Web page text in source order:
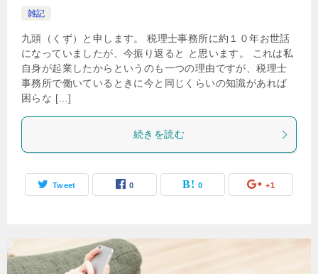
雑記
九頭（くず）と申します。 税理士事務所に約１０年お世話
になっていましたが、今振り返ると と思います。 これは私
自身が起業したからというのも一つの理由ですが、税理士
事務所で働いているときに今と同じくらいの知識があれば
困らな […]
続きを読む
Tweet 0 0 +1